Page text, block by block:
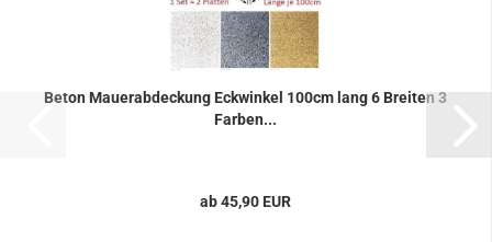
Beton Mau­er­ab­de­ckung Eck­win­kel 100cm lang 6 Brei­ten 3
Far­ben...
ab 45,90 EUR